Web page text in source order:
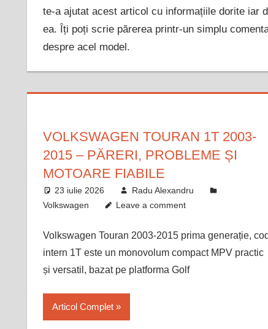
te-a ajutat acest articol cu informațiile dorite iar
ea. Îți poți scrie părerea printr-un simplu
despre acel model.
VOLKSWAGEN TOURAN 1T 2003-
2015 – PĂRERI, PROBLEME ȘI
MOTOARE FIABILE
23 iulie 2026
Radu Alexandru
Volkswagen
Leave a comment
Volkswagen Touran 2003-2015 prima generație, cod
intern 1T este un monovolum compact MPV practic
și versatil, bazat pe platforma Golf
Articol Complet